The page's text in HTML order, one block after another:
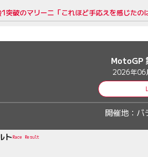
突破のマリーニ「これほど手応えを感じた
MotoGP
2026年06
開催地： バ
トRace Result